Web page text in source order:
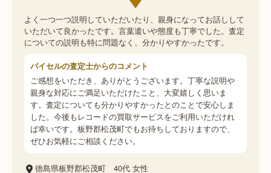
よく一つ一つ説明していただいたり、親身になってお話しして
いただいて良かったです。言葉遣いや態度も丁寧でした。査定
についての説明も特に問題なく、分かりやすかったです。
バイセルの査定士からのコメント
ご感想をいただき、ありがとうございます。丁寧な説明や
親身な対応にご満足いただけたこと、大変嬉しく思いま
す。査定についても分かりやすかったとのことで安心しま
した。今後もレコードの買取サービスをご利用いただけれ
ば幸いです。板野郡松茂町でもお待ちしておりますので、
ぜひお気軽にご相談ください。
徳島県板野郡松茂町 40代 女性